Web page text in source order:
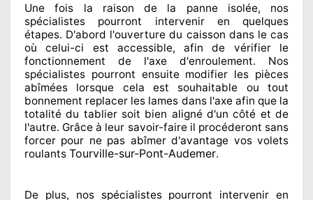
Une fois la raison de la panne isolée, nos
spécialistes pourront intervenir en quelques
étapes. D'abord l'ouverture du caisson dans le cas
où celui-ci est accessible, afin de vérifier le
fonctionnement de l'axe d'enroulement. Nos
spécialistes pourront ensuite modifier les pièces
abîmées lorsque cela est souhaitable ou tout
bonnement replacer les lames dans l'axe afin que la
totalité du tablier soit bien aligné d'un côté et de
l'autre. Grâce à leur savoir-faireil procéderont sans
forcer pour ne pas abîmerd'avantage vos volets
roulants Tourville-sur-Pont-Audemer.
De plus, nos spécialistespourront intervenir en